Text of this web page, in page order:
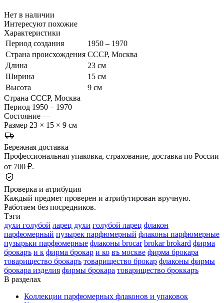
Нет в наличии
Интересуют похожие
Характеристики
Период создания
1950 – 1970
Страна происхождения СССР, Москва
Длина
23 см
Ширина
15 см
Высота
9 см
Страна СССР, Москва
Период 1950 – 1970
Состояние —
Размер 23 × 15 × 9 см
Бережная доставка
Профессиональная упаковка, страхование, доставка по России
от 700 ₽.
Проверка и атрибуция
Каждый предмет проверен и атрибутирован вручную.
Работаем без посредников.
Тэги
духи голубой ларец духи голубой ларец флакон
парфюмерный пузырек парфюмерный флаконы парфюмерные
пузырьки парфюмерные флаконы brocar brokar brokard фирма
брокаръ и к фирма брокар и ко въ москве фирма брокара
товарищество брокаръ товарищество брокар флаконы фирмы
брокара изделия фирмы брокара товарищество броккаръ
В разделах
Коллекции парфюмерных флаконов и упаковок